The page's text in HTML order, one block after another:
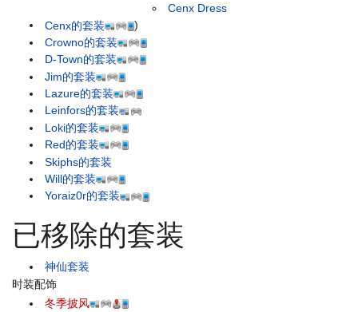
Cenx的套装
Cenx Dress
)
Crowno的套装
D-Town的套装
Jim的套装
Lazure的套装
Leinfors的套装
Loki的套装
Red的套装
Skiphs的套装
Will的套装
Yoraiz0r的套装
已移除的套装
神仙套装
时装配饰
冬季披风